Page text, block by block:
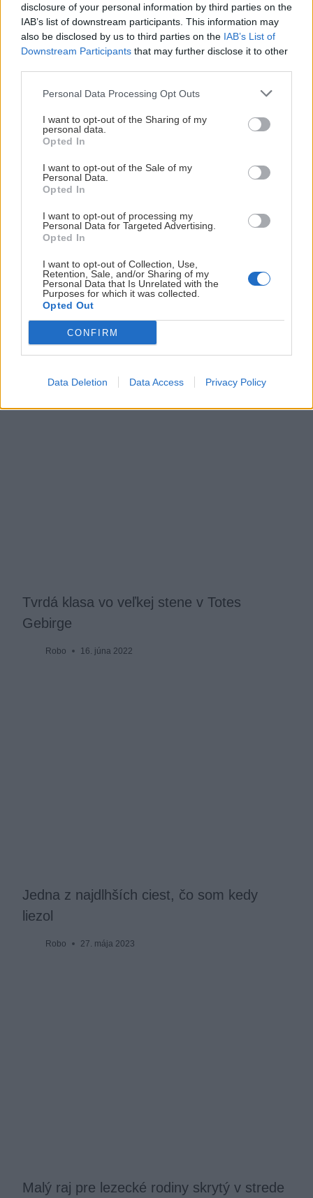
disclosure of your personal information by third parties on the
IAB’s list of downstream participants. This information may
also be disclosed by us to third parties on the IAB’s List of
Downstream Participants that may further disclose it to other
Personal Data Processing Opt Outs
I want to opt-out of the Sharing of my
personal data.
Opted In
I want to opt-out of the Sale of my
Personal Data.
Opted In
I want to opt-out of processing my
Personal Data for Targeted Advertising.
Opted In
I want to opt-out of Collection, Use,
Retention, Sale, and/or Sharing of my
Personal Data that Is Unrelated with the
Purposes for which it was collected.
Opted Out
CONFIRM
Data Deletion Data Access Privacy Policy
Tags:
#Alpy #GPX/GPS #Južné Tirolsko #Rakúsko
#Severné Tirolsko #Zillertal
Podobné články
Plezírové lezenie v Tennengebirge ukončila
Robo 28. mája 2018
Tvrdá klasa vo veľkej stene v Totes
Gebirge
Robo 16. júna 2022
Jedna z najdlhších ciest, čo som kedy
liezol
Robo 27. mája 2023
Malý raj pre lezecké rodiny skrytý v strede